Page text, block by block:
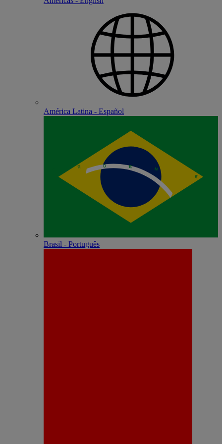
América Latina - Español
Brasil - Português